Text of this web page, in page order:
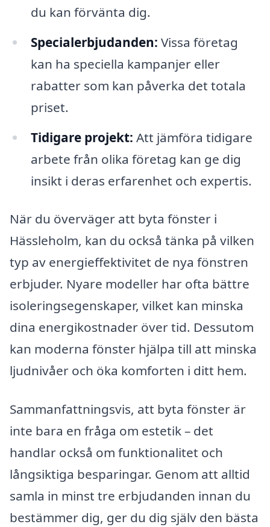
du kan förvänta dig.
Specialerbjudanden: Vissa företag
kan ha speciella kampanjer eller
rabatter som kan påverka det totala
priset.
Tidigare projekt: Att jämföra tidigare
arbete från olika företag kan ge dig
insikt i deras erfarenhet och expertis.
När du överväger att byta fönster i
Hässleholm, kan du också tänka på vilken
typ av energieffektivitet de nya fönstren
erbjuder. Nyare modeller har ofta bättre
isoleringsegenskaper, vilket kan minska
dina energikostnader över tid. Dessutom
kan moderna fönster hjälpa till att minska
ljudnivåer och öka komforten i ditt hem.
Sammanfattningsvis, att byta fönster är
inte bara en fråga om estetik – det
handlar också om funktionalitet och
långsiktiga besparingar. Genom att alltid
samla in minst tre erbjudanden innan du
bestämmer dig, ger du dig själv den bästa